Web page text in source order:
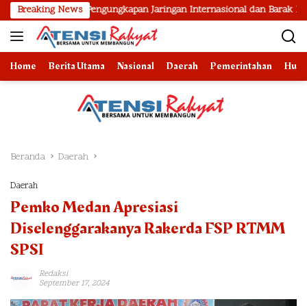
Langsung
ke
konten
Breaking News
Pengungkapan Jaringan Internasional dan Barak Narkoba
Home Berita Utama Nasional Daerah Pemerintahan
Beranda Daerah
Daerah
Pemko Medan Apresiasi
Diselenggarakanya Rakerda FSP RTMM
SPSI
Redaksi
September 17, 2024